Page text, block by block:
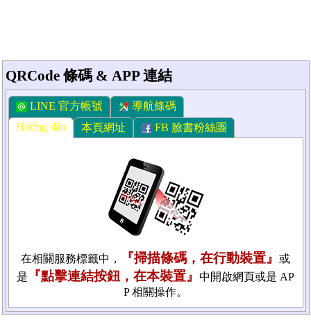
QRCode 條碼 & APP 連結
Hướng dẫn 本頁網址 FB 臉書粉絲團
LINE 官方帳號 導航條碼
在相關服務標籤中， 『掃描條碼，在行動裝置』或
是
『點擊連結按鈕，在本裝置』中開啟網頁或是 AP
P 相關操作。